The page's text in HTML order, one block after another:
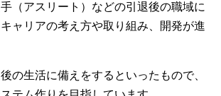
（アスリート）などの引退後の職域に
ャリアの考え方や取り組み、開発が進
の生活に備えをするといったもので、